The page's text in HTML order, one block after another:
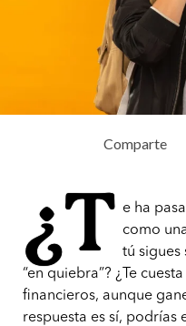
¿T e ha
como
tú sigues
“en quiebra”? ¿Te
financieros, aunque
respuesta es sí, podrías